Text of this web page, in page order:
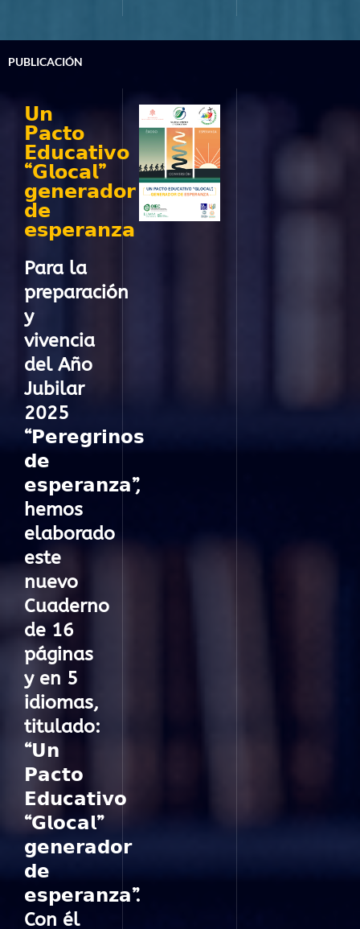
PUBLICACIÓN
𝗨𝗻
𝗣𝗮𝗰𝘁𝗼
𝗘𝗱𝘂𝗰𝗮𝘁𝗶𝘃𝗼
“𝗚𝗹𝗼𝗰𝗮𝗹”
𝗴𝗲𝗻𝗲𝗿𝗮𝗱𝗼𝗿
𝗱𝗲
𝗲𝘀𝗽𝗲𝗿𝗮𝗻𝘇𝗮
Para la
preparación
y
vivencia
del Año
Jubilar
2025
“𝗣𝗲𝗿𝗲𝗴𝗿𝗶𝗻𝗼𝘀
𝗱𝗲
𝗲𝘀𝗽𝗲𝗿𝗮𝗻𝘇𝗮”,
hemos
elaborado
este
nuevo
Cuaderno
de 16
páginas
y en 5
idiomas,
titulado:
“𝗨𝗻
𝗣𝗮𝗰𝘁𝗼
𝗘𝗱𝘂𝗰𝗮𝘁𝗶𝘃𝗼
“𝗚𝗹𝗼𝗰𝗮𝗹”
𝗴𝗲𝗻𝗲𝗿𝗮𝗱𝗼𝗿
𝗱𝗲
𝗲𝘀𝗽𝗲𝗿𝗮𝗻𝘇𝗮”.
Con él